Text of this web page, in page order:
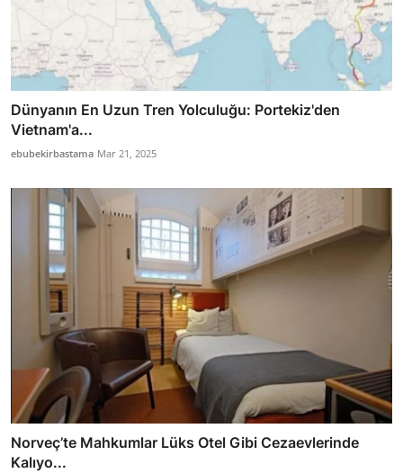
Dünyanın En Uzun Tren Yolculuğu: Portekiz'den
Vietnam'a...
ebubekirbastama Mar 21, 2025
Norveç’te Mahkumlar Lüks Otel Gibi Cezaevlerinde
Kalıyo...